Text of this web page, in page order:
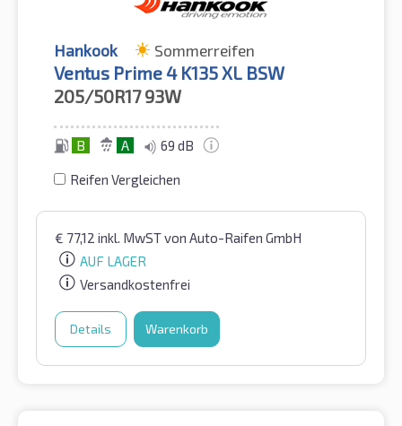
Hankook Sommerreifen
Ventus Prime 4 K135 XL BSW
205/50R17 93W
B A 69 dB
Reifen Vergleichen
€ 77,12 inkl. MwSTvon Auto-Raifen GmbH
AUF LAGER
Versandkostenfrei
Details Warenkorb